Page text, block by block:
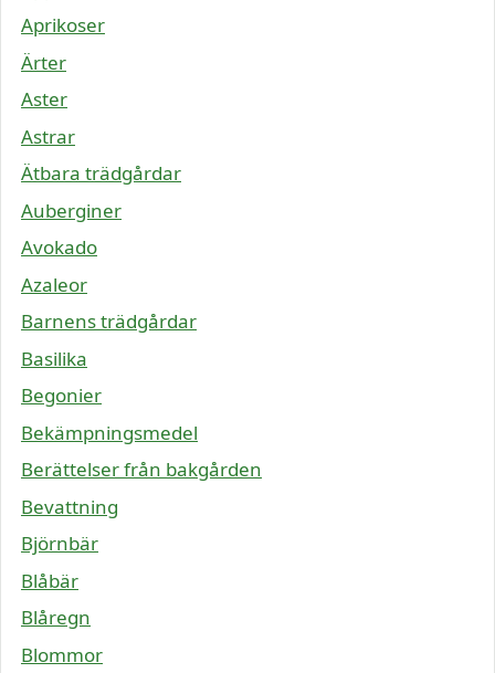
Aprikoser
Ärter
Aster
Astrar
Ätbara trädgårdar
Auberginer
Avokado
Azaleor
Barnens trädgårdar
Basilika
Begonier
Bekämpningsmedel
Berättelser från bakgården
Bevattning
Björnbär
Blåbär
Blåregn
Blommor